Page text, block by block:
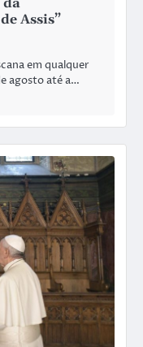
da
Assis”
em qualquer
agosto até a…